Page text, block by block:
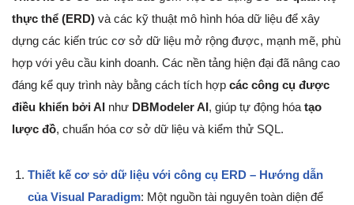
thực thể (ERD) và các kỹ thuật mô hình hóa dữ liệu để xây
dựng các kiến trúc cơ sở dữ liệu mở rộng được, mạnh mẽ, phù
hợp với yêu cầu kinh doanh. Các nền tảng hiện đại đã nâng cao
đáng kể quy trình này bằng cách tích hợp các công cụ được
điều khiển bởi AI như DBModeler AI, giúp tự động hóa tạo
lược đồ, chuẩn hóa cơ sở dữ liệu và kiểm thử SQL.
Thiết kế cơ sở dữ liệu với công cụ ERD – Hướng dẫn
của Visual Paradigm: Một nguồn tài nguyên toàn diện để